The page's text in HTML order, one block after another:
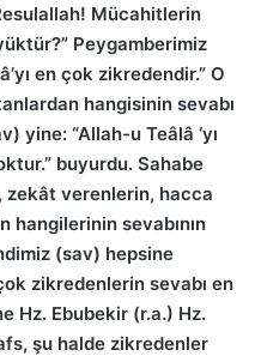
Mücahitlerin
Peygamberimiz
en çok zikredendir.” O
hangisinin sevabı
yine: “Allah-u Teâlâ ‘yı
buyurdu. Sahabe
zekât verenlerin, hacca
sevabının
(sav) hepsine
zikredenlerin sevabı en
Hz. Ebubekir (r.a.) Hz.
şu halde zikredenler